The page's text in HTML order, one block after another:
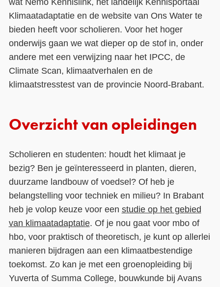
Klimaatadaptatie en de website van Ons Water te
bieden heeft voor scholieren. Voor het hoger
onderwijs gaan we wat dieper op de stof in, onder
andere met een verwijzing naar het IPCC, de
Climate Scan, klimaatverhalen en de
klimaatstresstest van de provincie Noord-Brabant.
Overzicht van opleidingen
Scholieren en studenten: houdt het klimaat je
bezig? Ben je geïnteresseerd in planten, dieren,
duurzame landbouw of voedsel? Of heb je
belangstelling voor techniek en milieu? In Brabant
heb je volop keuze voor een studie op het gebied
van klimaatadaptatie. Of je nou gaat voor mbo of
hbo, voor praktisch of theoretisch, je kunt op allerlei
manieren bijdragen aan een klimaatbestendige
toekomst. Zo kan je met een groenopleiding bij
Yuverta of Summa College, bouwkunde bij Avans